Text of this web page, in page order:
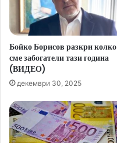
Бойко Борисов разкри колко
сме забогатели тази година
(ВИДЕО)
декември 30, 2025